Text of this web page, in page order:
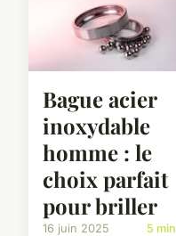
Bague acier
inoxydable
homme : le
choix parfait
pour briller
16 juin 2025 5 min